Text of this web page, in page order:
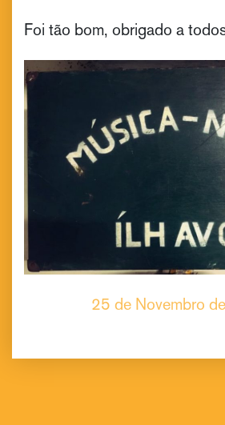
Foi tão bom, obrigado a
25 de Novembro